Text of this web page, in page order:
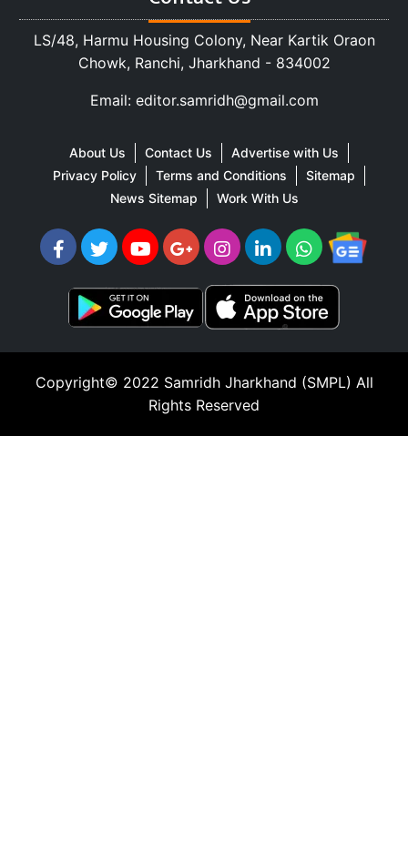
LS/48, Harmu Housing Colony, Near Kartik Oraon
Chowk, Ranchi, Jharkhand - 834002
Email: editor.samridh@gmail.com
About Us Contact Us
Advertise with Us
Privacy Policy
Terms and Conditions
Sitemap
News Sitemap
Work With Us
Copyright© 2022 Samridh Jharkhand (SMPL) All
Rights Reserved